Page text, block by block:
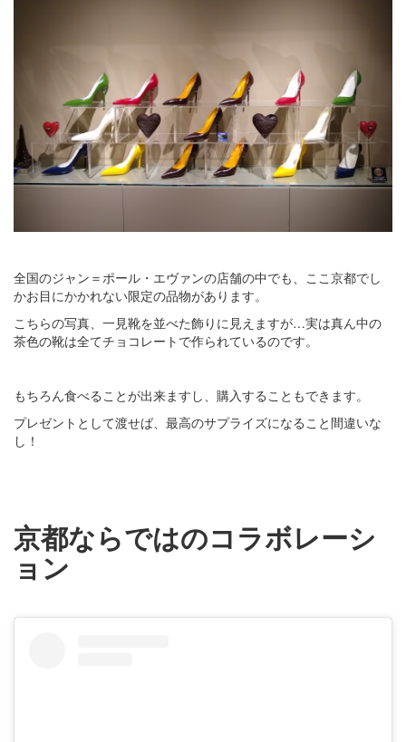
全国のジャン＝ポール・エヴァンの店舗の中でも、ここ京都でし
かお目にかかれない限定の品物があります。
こちらの写真、一見靴を並べた飾りに見えますが…実は真ん中の
茶色の靴は全てチョコレートで作られているのです。
もちろん食べることが出来ますし、購入することもできます。
プレゼントとして渡せば、最高のサプライズになること間違いな
し！
京都ならではのコラボレーシ
ョン